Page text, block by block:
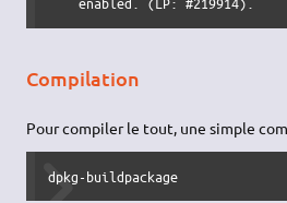
Compilation
Pour compiler le tout, une simple
dpkg-buildpackage